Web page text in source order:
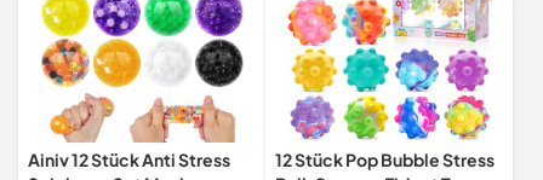
Ainiv 12 Stück Anti Stress
12 Stück Pop Bubble Stress